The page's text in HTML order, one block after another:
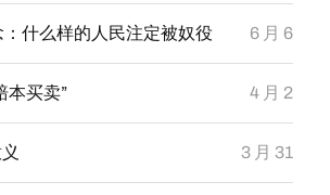
什么样的人民注定被奴役 6 月 6
本买卖” 4 月 2
3 月 31